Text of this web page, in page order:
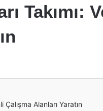
Takımı:
Çalışma Alanları Yaratın